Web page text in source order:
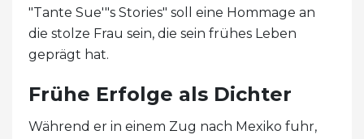
"Tante Sue'"s Stories" soll eine Hommage an
die stolze Frau sein, die sein frühes Leben
geprägt hat.
Frühe Erfolge als Dichter
Während er in einem Zug nach Mexiko fuhr,